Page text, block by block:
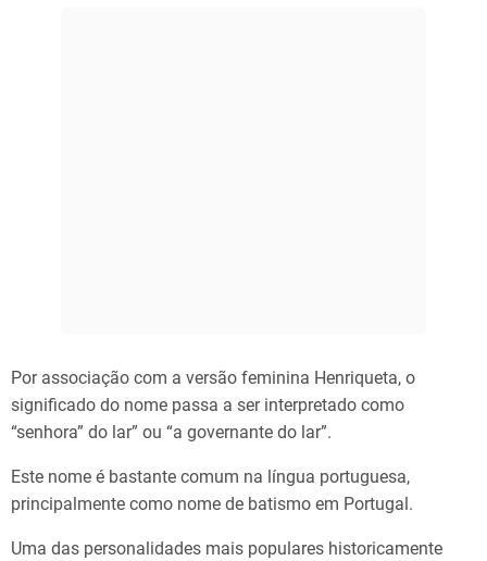
Por associação com a versão feminina Henriqueta, o
significado do nome passa a ser interpretado como
“senhora” do lar” ou “a governante do lar”.
Este nome é bastante comum na língua portuguesa,
principalmente como nome de batismo em Portugal.
Uma das personalidades mais populares historicamente